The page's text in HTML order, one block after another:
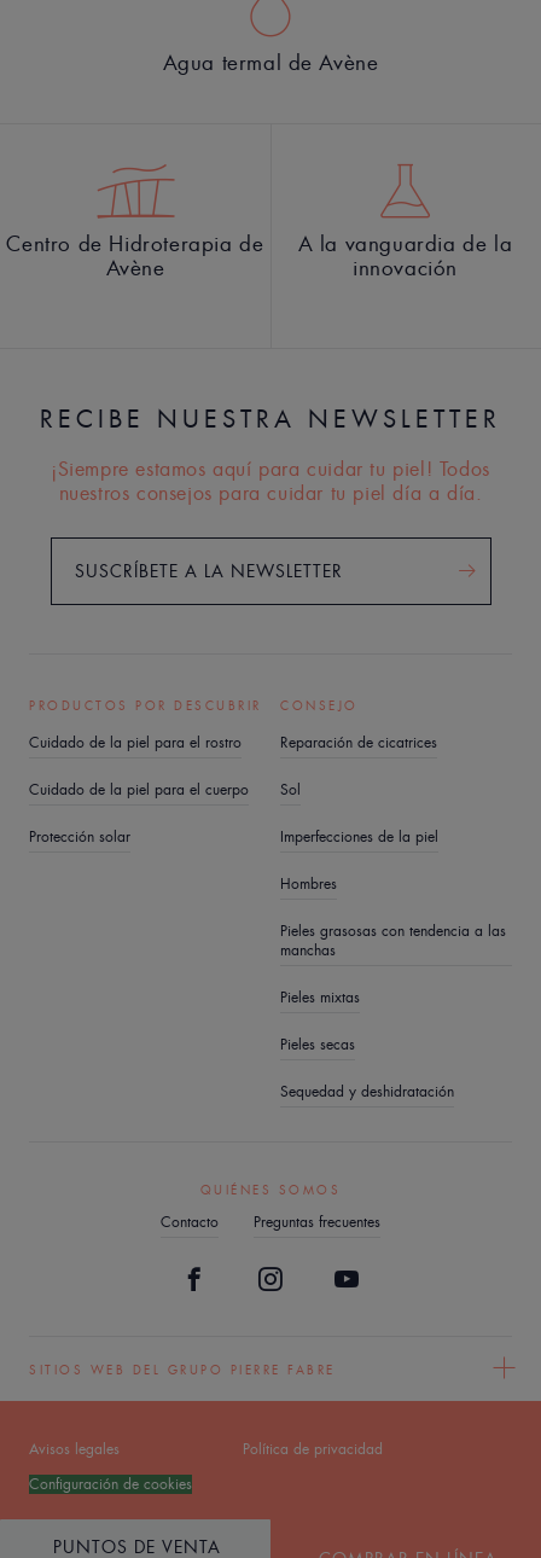
PUNTOS DE VENTA
Agua termal de Avène
Centro de Hidroterapia de
Avène
A la vanguardia de la
innovación
RECIBE NUESTRA NEWSLETTER
¡Siempre estamos aquí para cuidar tu piel! Todos
nuestros consejos para cuidar tu piel día a día.
SUSCRÍBETE A LA NEWSLETTER
PRODUCTOS POR DESCUBRIR
Cuidado de la piel para el rostro
Cuidado de la piel para el cuerpo
Protección solar
CONSEJO
Reparación de cicatrices
Sol
Imperfecciones de la piel
Hombres
Pieles grasosas con tendencia a las
manchas
Pieles mixtas
Pieles secas
Sequedad y deshidratación
QUIÉNES SOMOS
Contacto Preguntas frecuentes
SITIOS WEB DEL GRUPO PIERRE FABRE
Avisos legales
Política de privacidad
Configuración de cookies